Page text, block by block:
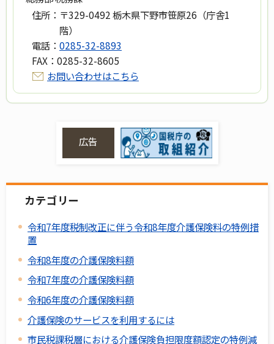
住所： 〒329-0492 栃木県下野市笹原26（庁舎1
階）
電話： 0285-32-8893
FAX： 0285-32-8605
お問い合わせはこちら
広告
カテゴリー
令和7年度税制改正に伴う令和8年度介護保険料の特例措
置
令和8年度の介護保険料額
令和7年度の介護保険料額
令和6年度の介護保険料額
介護保険のサービスを利用するには
市民税課税層における介護保険負担限度額認定の特例減